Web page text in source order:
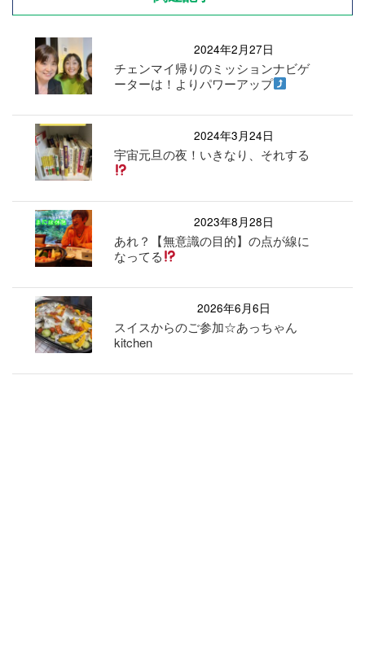
2024年2月27日
チェンマイ帰りのミッションナビゲ
ーターは！よりパワーアップ
2024年3月24日
宇宙元旦の夜！いきなり、それする
2023年8月28日
あれ？【無意識の目的】の点が線に
なってる
2026年6月6日
スイスからのご参加☆あっちゃん
kitchen